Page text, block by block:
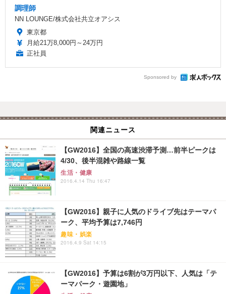
調理師
NN LOUNGE/株式会社共立オアシス
東京都
月給21万8,000円～24万円
正社員
Sponsored by
関連ニュース
【GW2016】全国の高速渋滞予測…前半ピークは
4/30、後半混雑や路線一覧
生活・健康
2016.4.14 Thu 16:47
【GW2016】親子に人気のドライブ先はテーマパ
ーク、平均予算は7,746円
趣味・娯楽
2016.4.9 Sat 14:15
【GW2016】予算は6割が3万円以下、人気は「テ
ーマパーク・遊園地」